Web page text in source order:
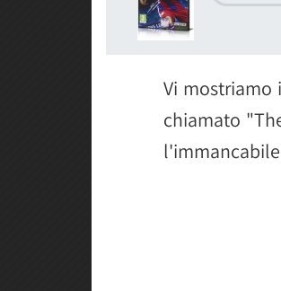
Vi mostriamo
chiamato